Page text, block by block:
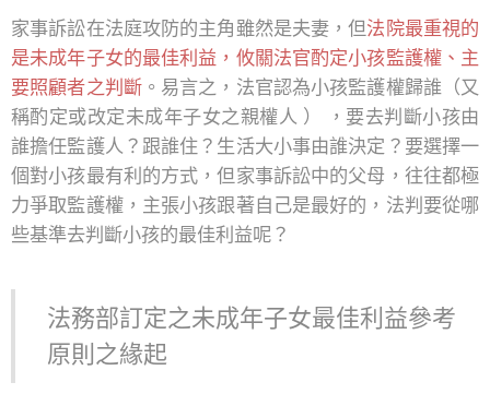
家事訴訟在法庭攻防的主角雖然是夫妻，但法院最重視的
是未成年子女的最佳利益，攸關法官酌定小孩監護權、主
要照顧者之判斷。易言之，法官認為小孩監護權歸誰（又
稱酌定或改定未成年子女之親權人 ） ，要去判斷小孩由
誰擔任監護人？跟誰住？生活大小事由誰決定？要選擇一
個對小孩最有利的方式，但家事訴訟中的父母，往往都極
力爭取監護權，主張小孩跟著自己是最好的，法判要從哪
些基準去判斷小孩的最佳利益呢？
法務部訂定之未成年子女最佳利益參考
原則之緣起